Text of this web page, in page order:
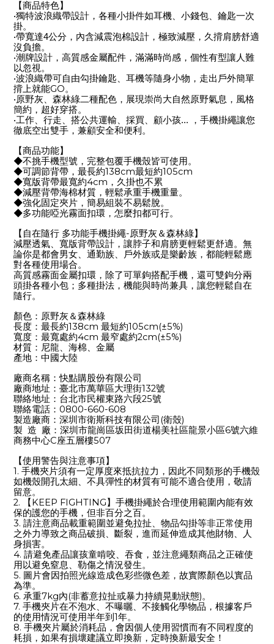
【商品特色】
•獨特波浪織帶設計，各種小掛件如耳機、小錢包、鑰匙一次
掛。
•帶寬達4公分，內含減震泡棉設計，極致減壓，久揹肩膀舒適
沒負擔。
•潮牌設計，高質感金屬配件，滿滿時尚感，個性有型讓人難
以忽視。
•波浪織帶可自由勾掛鑰匙、耳機等隨身小物，走出戶外簡單
揹上就能GO。
•原野灰、森林綠二種配色，展現崇尚大自然原野氣息，風格
簡約，超好穿搭。
•工作、行走、搭公共運輸、採買、顧小孩... ，手機掛繩讓您
徹底空出雙手，兼顧安全和便利。
【商品功能】
◆不挑手機型號，完整包覆手機殼皆可使用。
◆可調節背帶，最長約138cm最短約105cm
◆寬版背帶最寬約4cm ，久掛也不累
◆減壓背帶海棉材質，輕鬆承重手機重量。
◆強化固定夾片，簡易組裝不易鬆脫。
◆多功能啞光霧面扣環，怎麼扣都可行。
【自在隨行 多功能手機掛繩-原野灰＆森林綠】
減壓透氣、寬版背帶設計，讓脖子和肩膀更輕鬆更舒適。無
論你是都會男女、通勤族、戶外族或是樂齡族，都能輕鬆應
對各種使用場合。
高質感霧面金屬扣環，除了可單鉤搭配手機，還可雙鉤分兩
頭掛各種小包；多種掛法，機能與時尚兼具，讓您輕鬆自在
隨行。
顏色：原野灰＆森林綠
長度：最長約138cm 最短約105cm(±5%)
寬度：最寬處約4cm 最窄處約2cm(±5%)
材質：尼龍、海棉、金屬
產地：中國大陸
廠商名稱：快點購股份有限公司
廠商地址：臺北市萬華區大理街132號
聯絡地址：台北市民權東路六段25號
聯絡電話： 0800-660-608
製造廠商：深圳市衛斯科技有限公司 (衛殼)
製 造 廠：深圳市龍崗區坂田街道楊美社區龍景小區6號六維
商務中心C座五層樓507
【使用警告與注意事項】
1. 手機夾片須有一定厚度來抵抗拉力，因此不同類形的手機殼
如機殼開孔太細、不具彈性的材質有可能不適合使用，敬請
留意。
2. 【 KEEP FIGHTING 】手機掛繩於合理使用範圍內能有效
保的護您的手機，但非百分之百。
3. 請注意商品載重範圍並避免拉扯、物品勾掛等非正常使用
之外力導致之商品破損、斷裂，進而延伸造成其他財物、人
身損害。
4. 請避免產品讓孩童啃咬、吞食，並注意繩類商品之正確使
用以避免窒息、勒傷之情況發生。
5. 圖片會因拍照光線造成色彩些微色差，故實際顏色以實品
為準。
6. 承重7kg內(非蓄意拉扯或暴力持續晃動狀態)。
7. 手機夾片在不泡水、不曝曬、不接觸化學物品，根據客戶
的使用情況可使用半年到 1年。
8. 手機夾片屬於消耗品，會因個人使用習慣而有不同程度的
耗損，如果有損壞建議立即換新，定時換新最安全！